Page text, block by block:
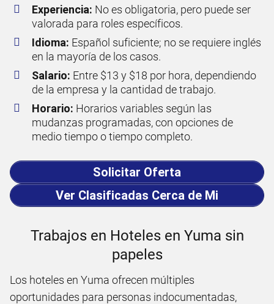
Experiencia: No es obligatoria, pero puede ser
valorada para roles específicos.
Idioma: Español suficiente; no se requiere inglés
en la mayoría de los casos.
Salario: Entre $13 y $18 por hora, dependiendo
de la empresa y la cantidad de trabajo.
Horario: Horarios variables según las
mudanzas programadas, con opciones de
medio tiempo o tiempo completo.
Solicitar Oferta
Ver Clasificadas Cerca de Mi
Trabajos en Hoteles en Yuma sin
papeles
Los hoteles en Yuma ofrecen múltiples
oportunidades para personas indocumentadas,